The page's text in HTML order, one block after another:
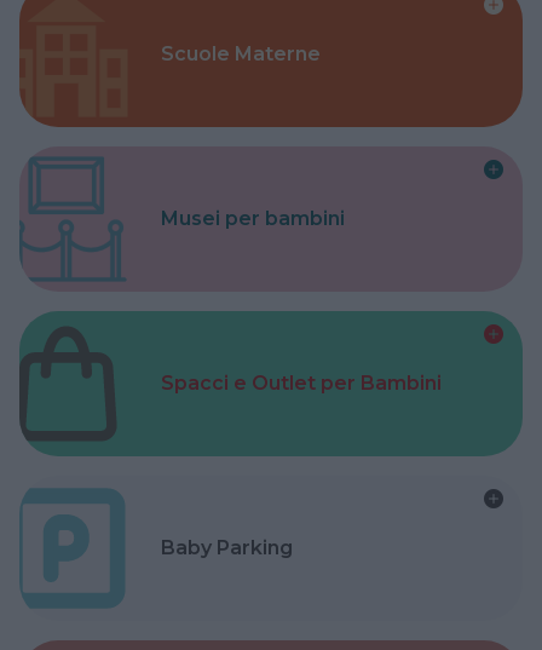
Scuole Materne
Musei per bambini
Spacci e Outlet per Bambini
Baby Parking